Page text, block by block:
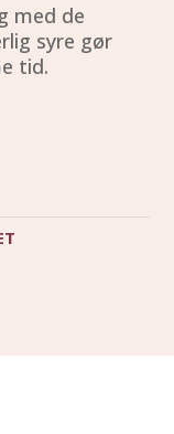
med de
syre gør
tid.